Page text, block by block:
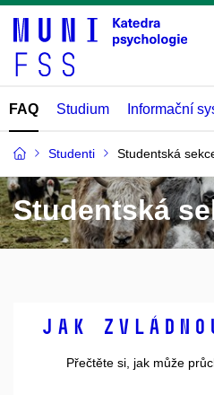
FAQ Studium Informační
Studenti Studentská
Studentská
Jak
Přečtěte si, jak může